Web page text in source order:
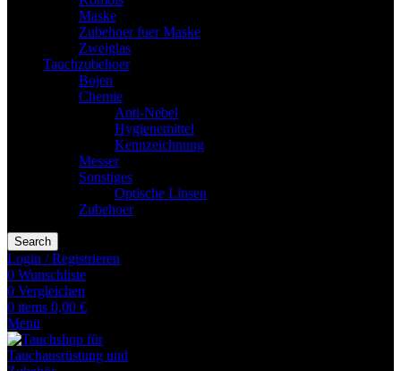
Maske
Zubehoer fuer Maske
Zweiglas
Tauchzubehoer
Bojen
Chemie
Anti-Nebel
Hygienemittel
Kennzeichnung
Messer
Sonstiges
Optische Linsen
Zubehoer
Search
Login / Registrieren
0 Wunschliste
0 Vergleichen
0 items 0,00 €
Menü